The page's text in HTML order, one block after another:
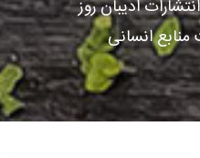
ادیبان روز
انسانی